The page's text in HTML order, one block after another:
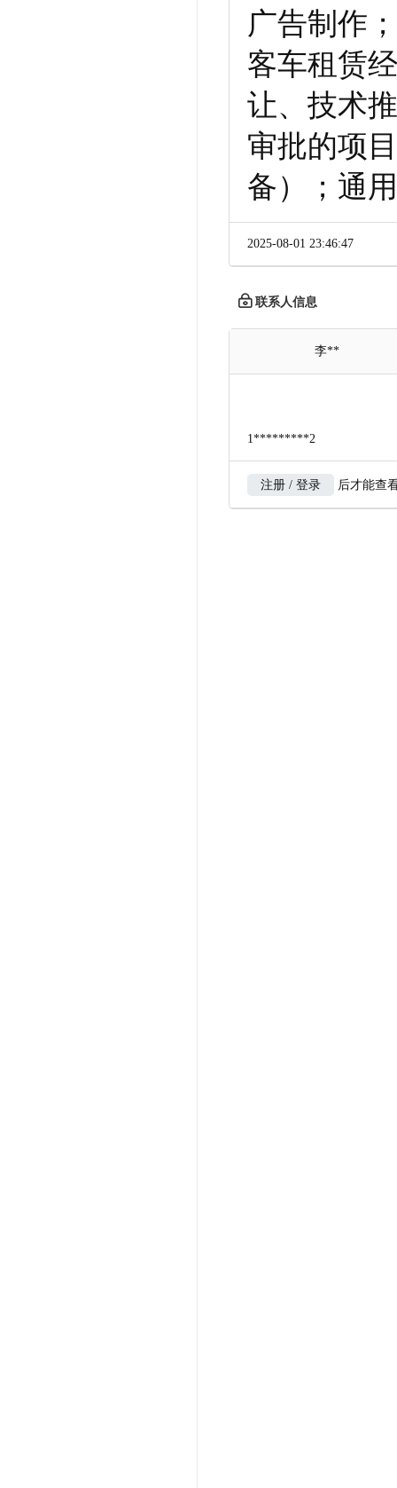
广告制作
客车租赁
让、技术
审批的项
备）；通
2025-08-01 23:46:47
联系人信息
李**
1*********2
注册 / 登录 后才能查